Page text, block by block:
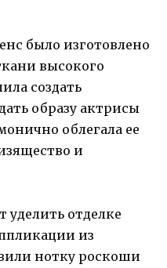
было изготовлено
высокого
создать
образу актрисы
облегала ее
и
уделить отделке
из
нотку роскоши